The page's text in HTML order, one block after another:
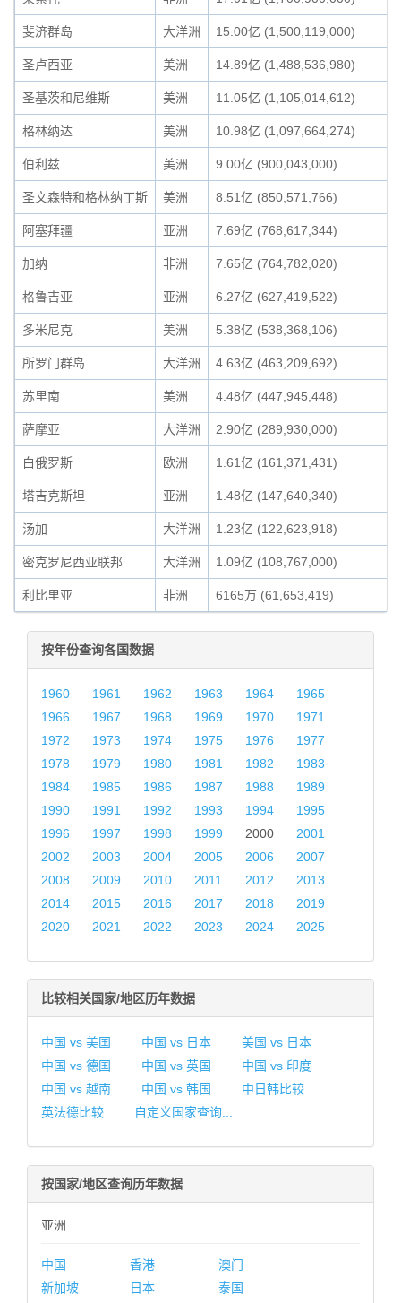
斐济群岛 大洋洲 15.00亿 (1,500,119,000)
圣卢西亚 美洲 14.89亿 (1,488,536,980)
圣基茨和尼维斯 美洲 11.05亿 (1,105,014,612)
格林纳达 美洲 10.98亿 (1,097,664,274)
伯利兹 美洲 9.00亿 (900,043,000)
圣文森特和格林纳丁斯 美洲 8.51亿 (850,571,766)
阿塞拜疆 亚洲 7.69亿 (768,617,344)
加纳 非洲 7.65亿 (764,782,020)
格鲁吉亚 亚洲 6.27亿 (627,419,522)
多米尼克 美洲 5.38亿 (538,368,106)
所罗门群岛 大洋洲 4.63亿 (463,209,692)
苏里南 美洲 4.48亿 (447,945,448)
萨摩亚 大洋洲 2.90亿 (289,930,000)
白俄罗斯 欧洲 1.61亿 (161,371,431)
塔吉克斯坦 亚洲 1.48亿 (147,640,340)
汤加 大洋洲 1.23亿 (122,623,918)
密克罗尼西亚联邦 大洋洲 1.09亿 (108,767,000)
利比里亚 非洲 6165万 (61,653,419)
按年份查询各国数据
1960 1961 1962 1963 1964
1965
1966
1967 1968 1969 1970
1971
1972
1973 1974 1975 1976
1977
1978
1979 1980 1981 1982
1983
1984
1985 1986 1987 1988
1989
1990
1991 1992 1993 1994
1995
1996
1997 1998 1999 2000
2001
2002
2003 2004 2005 2006
2007
2008
2009 2010 2011 2012
2013
2014
2015 2016 2017 2018
2019
2020
2021 2022 2023 2024 2025
比较相关国家/地区历年数据
中国 vs 美国 中国 vs 日本
美国 vs 日本
中国 vs 德国
中国 vs 英国
中国 vs 印度
中国 vs 越南
中国 vs 韩国
中日韩比较
英法德比较
自定义国家查询...
按国家/地区查询历年数据
亚洲
中国 香港
澳门
新加坡
日本
泰国